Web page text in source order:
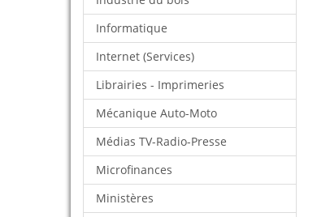
Informatique
Internet (Services)
Librairies - Imprimeries
Mécanique Auto-Moto
Médias TV-Radio-Presse
Microfinances
Ministères